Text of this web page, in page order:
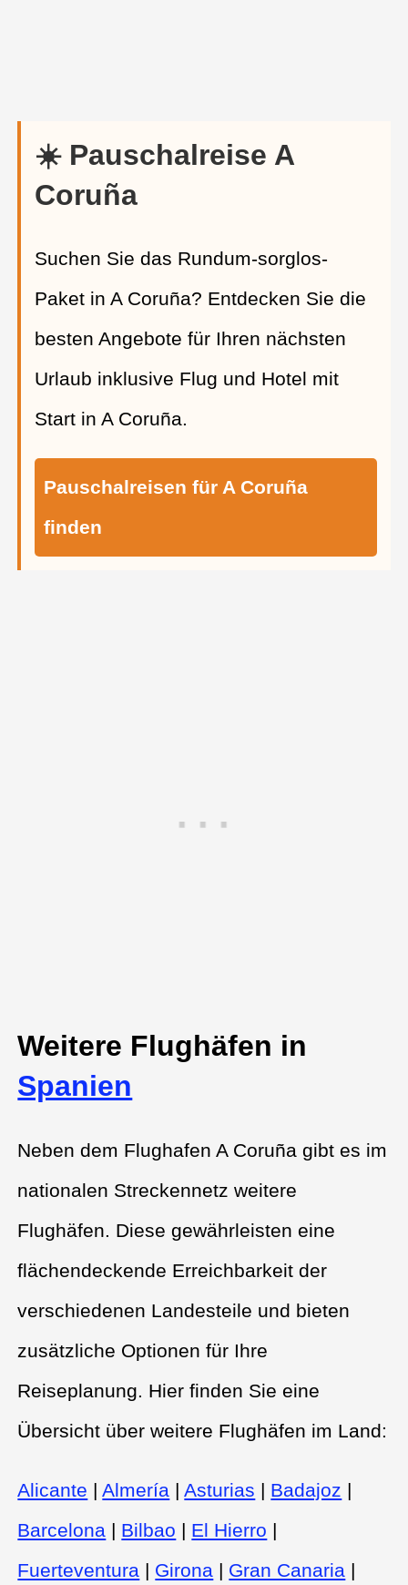
☀️ Pauschalreise A
Coruña
Suchen Sie das Rundum-sorglos-
Paket in A Coruña? Entdecken Sie die
besten Angebote für Ihren nächsten
Urlaub inklusive Flug und Hotel mit
Start in A Coruña.
Pauschalreisen für A Coruña
finden
Weitere Flughäfen in
Spanien
Neben dem Flughafen A Coruña gibt es im
nationalen Streckennetz weitere
Flughäfen. Diese gewährleisten eine
flächendeckende Erreichbarkeit der
verschiedenen Landesteile und bieten
zusätzliche Optionen für Ihre
Reiseplanung. Hier finden Sie eine
Übersicht über weitere Flughäfen im Land:
Alicante | Almería | Asturias | Badajoz |
Barcelona | Bilbao | El Hierro |
Fuerteventura | Girona | Gran Canaria |